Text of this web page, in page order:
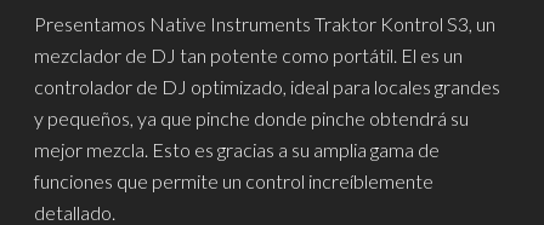
Presentamos Native Instruments Traktor Kontrol S3, un
mezclador de DJ tan potente como portátil. El es un
controlador de DJ optimizado, ideal para locales grandes
y pequeños, ya que pinche donde pinche obtendrá su
mejor mezcla. Esto es gracias a su amplia gama de
funciones que permite un control increíblemente
detallado.